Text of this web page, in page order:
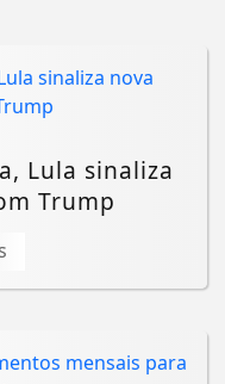
Lula sinaliza
Trump